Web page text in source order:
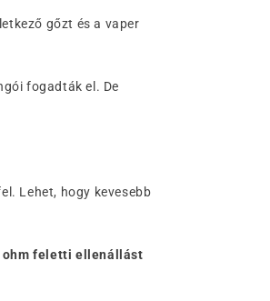
gőzt és a vaper
fogadták el. De
Lehet, hogy kevesebb
ohm feletti ellenállást